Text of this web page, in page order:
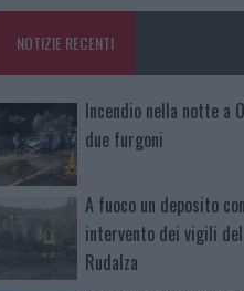
NOTIZIE RECENTI
Incendio nella notte a
due furgoni
A fuoco un deposito
intervento dei vigili
Rudalza